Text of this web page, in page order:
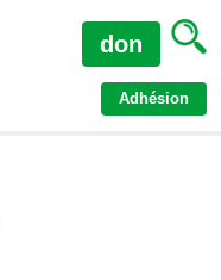
Adhésion
don